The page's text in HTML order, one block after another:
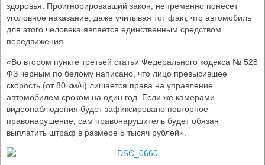
здоровья. Проигнорировавший закон, непременно понесет
уголовное наказание, даже учитывая тот факт, что автомобиль
для этого человека является единственным средством
передвижения.
«Во втором пункте третьей статьи Федерального кодекса № 528
ФЗ черным по белому написано, что лицо превысившее
скорость (от 80 км/ч) лишается права на управление
автомобилем сроком на один год. Если же камерами
видеонаблюдения будет зафиксировано повторное
правонарушение, сам правонарушитель будет обязан
выплатить штраф в размере 5 тысяч рублей».